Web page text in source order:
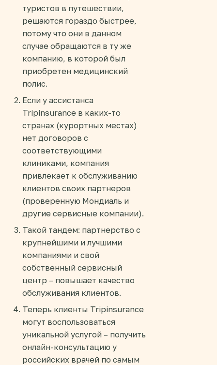
туристов в путешествии,
решаются гораздо быстрее,
потому что они в данном
случае обращаются в ту же
компанию, в которой был
приобретен медицинский
полис.
Если у ассистанса
Tripinsurance в каких-то
странах (курортных местах)
нет договоров с
соответствующими
клиниками, компания
привлекает к обслуживанию
клиентов своих партнеров
(проверенную Мондиаль и
другие сервисные компании).
Такой тандем: партнерство с
крупнейшими и лучшими
компаниями и свой
собственный сервисный
центр – повышает качество
обслуживания клиентов.
Теперь клиенты Tripinsurance
могут воспользоваться
уникальной услугой – получить
онлайн-консультацию у
российских врачей по самым